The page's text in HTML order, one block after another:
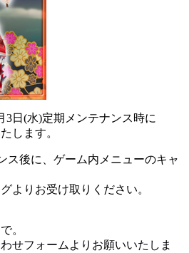
3日(水)定期メンテナンス時に
します。
ス後に、ゲーム内メニューのキャ
よりお受け取りください。
。
せフォームよりお願いいたしま